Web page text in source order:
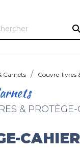
Carnets Couvre-livres
& PROTÈGE-